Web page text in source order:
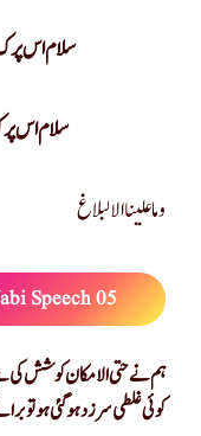
سلام اس
سلام اس
وما علینا الالبلاغ
Speech 05
ہم نے حتی الامکان کوشش کی ہے
کوئی غلطی سرزد ہو گئی ہو تو